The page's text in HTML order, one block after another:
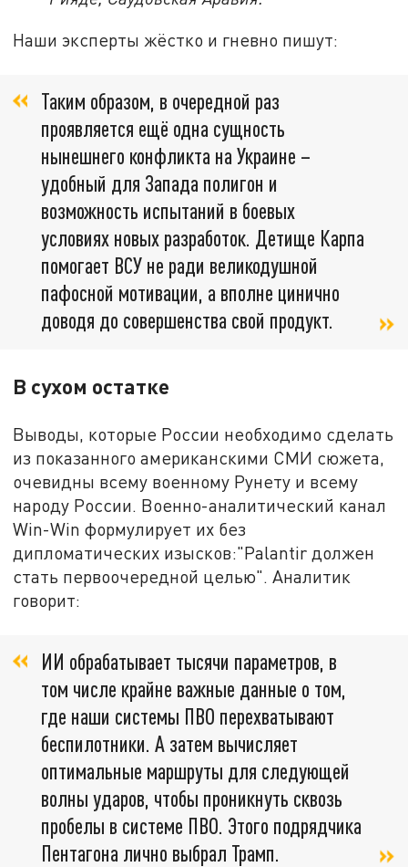
Наши эксперты жёстко и гневно пишут:
Таким образом, в очередной раз
проявляется ещё одна сущность
нынешнего конфликта на Украине –
удобный для Запада полигон и
возможность испытаний в боевых
условиях новых разработок. Детище Карпа
помогает ВСУ не ради великодушной
пафосной мотивации, а вполне цинично
доводя до совершенства свой продукт.
В сухом остатке
Выводы, которые России необходимо сделать
из показанного американскими СМИ сюжета,
очевидны всему военному Рунету и всему
народу России. Военно-аналитический канал
Win-Win формулирует их без
дипломатических изысков:"Palantir должен
стать первоочередной целью". Аналитик
говорит:
ИИ обрабатывает тысячи параметров, в
том числе крайне важные данные о том,
где наши системы ПВО перехватывают
беспилотники. А затем вычисляет
оптимальные маршруты для следующей
волны ударов, чтобы проникнуть сквозь
пробелы в системе ПВО. Этого подрядчика
Пентагона лично выбрал Трамп.